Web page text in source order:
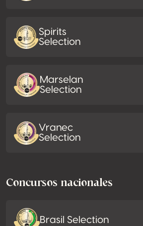
Spirits
Selection
Marselan
Selection
Vranec
Selection
Concursos nacionales
Brasil Selection